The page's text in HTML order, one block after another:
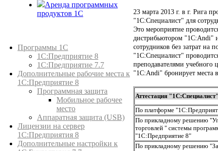
Аренда программных
продуктов 1С
Программы 1С
1С:Предприятие 8
1С:Предприятие 7.7
Дополнительные рабочие места к
1С:Предприятие 8
Программная защита
Мобильное рабочее
место
Аппаратная защита (USB)
Лицензии на сервер
1С:Предприятия 8
Дополнительные настройки к
23 марта 2013 г. в г. Рига
"1С:Специалист" для
Это мероприятие
дистрибьютором "1C:Andi" и
сотрудников без затрат на
"1С:Специалист"
преподавателями
"1C:Andi" бронирует места
Аттестация
По платформе
По прикладному решению
торговлей " системы
"1С:Предприятие 8"
По прикладному решению